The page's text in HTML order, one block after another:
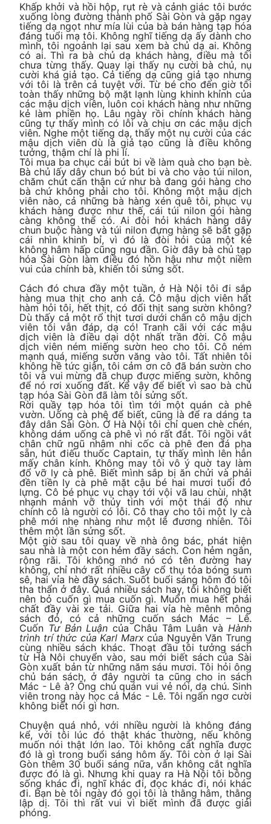
Khấp khởi và hồi hộp, rụt rè và cảnh giác tôi bước
xuống lòng đường thành phố Sài Gòn và gặp ngay
tiếng dạ ngọt như mía lùi của bà bán hàng tạp hóa
đáng tuổi mạ tôi. Không nghĩ tiếng dạ ấy dành cho
mình, tôi ngoảnh lại sau xem bà chủ dạ ai. Không
có ai. Thì ra bà chủ dạ khách hàng, điều mà tôi
chưa từng thấy. Quay lại thấy nụ cười bà chủ, nụ
cười khá giả tạo. Cả tiếng dạ cũng giả tạo nhưng
với tôi là trên cả tuyệt vời. Từ bé cho đến giờ tôi
toàn thấy những bộ mặt lạnh lùng khinh khỉnh của
các mậu dịch viên, luôn coi khách hàng như những
kẻ làm phiền họ. Lâu ngày rồi chính khách hàng
cũng tự thấy mình có lỗi và chịu ơn các mậu dịch
viên. Nghe một tiếng dạ, thấy một nụ cười của các
mậu dịch viên dù là giả tạo cũng là điều không
tưởng, thậm chí là phi lí.
Tôi mua ba chục cái bút bi về làm quà cho bạn bè.
Bà chủ lấy dây chun bó bút bi và cho vào túi nilon,
chăm chút cẩn thận cứ như bà đang gói hàng cho
bà chứ không phải cho tôi. Không một mậu dịch
viên nào, cả những bà hàng xén quê tôi, phục vụ
khách hàng được như thế, cái túi nilon gói hàng
càng không thể có. Ai đòi hỏi khách hàng dây
chun buộc hàng và túi nilon đựng hàng sẽ bắt gặp
cái nhìn khinh bỉ, vì đó là đòi hỏi của một kẻ
không hâm hấp cũng ngu đần. Giờ đây bà chủ tạp
hóa Sài Gòn làm điều đó hồn hậu như một niềm
vui của chính bà, khiến tôi sửng sốt.
Cách đó chưa đầy một tuần, ở Hà Nội tôi đi sắp
hàng mua thịt cho anh cả. Cô mậu dịch viên hất
hàm hỏi tôi, hết thịt, có đổi thịt sang sườn không?
Dù thấy cả một rổ thịt tươi dưới chân cô mậu dịch
viên tôi vẫn đáp, dạ có! Tranh cãi với các mậu
dịch viên là điều dại dột nhất trần đời. Cô mậu
dịch viên ném miếng sườn heo cho tôi. Cô ném
mạnh quá, miếng sườn văng vào tôi. Tất nhiên tôi
không hề tức giận, tôi cảm ơn cô đã bán sườn cho
tôi và vui mừng đã chụp được miếng sườn, không
để nó rơi xuống đất. Kể vậy để biết vì sao bà chủ
tạp hóa Sài Gòn đã làm tôi sửng sốt.
Rời quầy tạp hóa tôi tìm tới một quán cà phê
vườn. Uống cà phê để biết, cũng là để ra dáng ta
đây dân Sài Gòn. Ở Hà Nội tôi chỉ quen chè chén,
không dám uống cà phê vì nó rất đắt. Tôi ngồi vắt
chân chữ ngũ nhâm nhi cốc cà phê đen đá pha
sẵn, hút điếu thuốc Captain, tự thấy mình lên hẳn
mấy chân kính. Không may tôi vô ý quờ tay làm
đổ vỡ ly cà phê. Biết mình sắp bị ăn chửi và phải
đền tiền ly cà phê mặt cậu bé hai mươi tuổi đỏ
lựng. Cô bé phục vụ chạy tới vội vã lau chùi, nhặt
nhạnh mảnh vỡ thủy tinh với một thái độ như
chính cô là người có lỗi. Cô thay cho tôi một ly cà
phê mới nhẹ nhàng như một lẽ đương nhiên. Tôi
thêm một lần sửng sốt.
Một giờ sau tôi quay về nhà ông bác, phát hiện
sau nhà là một con hẻm đầy sách. Con hẻm ngắn,
rộng rãi. Tôi không nhớ nó có tên đường hay
không, chỉ nhớ rất nhiều cây cổ thụ tỏa bóng sum
sê, hai vỉa hè đầy sách. Suốt buổi sáng hôm đó tôi
tha thẩn ở đây. Quá nhiều sách hay, tôi không biết
nên bỏ cuốn gì mua cuốn gì. Muốn mua hết phải
chất đầy vài xe tải. Giữa hai vỉa hè mênh mông
sách đó, có cả những cuốn sách Mác – Lê.
Cuốn Tư Bản Luận của Châu Tâm Luân vàHành
trình trí thức của Karl Marxcủa Nguyễn Văn Trung
cùng nhiều sách khác. Thoạt đầu tôi tưởng sách
từ Hà Nôi chuyển vào, sau mới biết sách của Sài
Gòn xuất bản từ những năm sáu mươi. Tôi hỏi ông
chủ bán sách, ở đây người ta cũng cho in sách
Mác - Lê à? Ông chủ quán vui vẻ nói, dạ chú. Sinh
viên trong này học cả Mác - Lê. Tôi ngẩn ngơ cười
không biết nói gì hơn.
Chuyện quá nhỏ, với nhiều người là không đáng
kể, với tôi lúc đó thật khác thường, nếu không
muốn nói thật lớn lao. Tôi không cắt nghĩa được
đó là gì trong buổi sáng hôm ấy. Tôi còn ở lại Sài
Gòn thêm 30 buổi sáng nữa, vẫn không cắt nghĩa
được đó là gì. Nhưng khi quay ra Hà Nội tôi bỗng
sống khác đi, nghĩ khác đi, đọc khác đi, nói khác
đi. Bạn bè tôi ngày đó gọi tôi là thằng hâm, thằng
lập dị. Tôi thì rất vui vì biết mình đã được giải
phóng.